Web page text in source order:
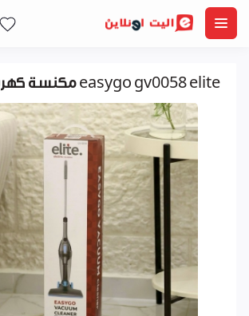
مكنسة كهربائية سلك easygo gv0058 elite